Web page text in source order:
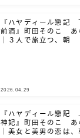
『ハヤディール戀記
前酒』町田そのこ あ
｜３人で旅立つ、朝
2026.04.29
『ハヤディール戀記
神妃』町田そのこ あ
｜美女と美男の恋は